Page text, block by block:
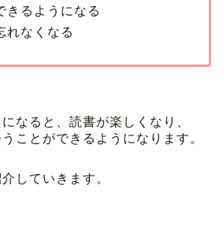
きるようになる
れなくなる
なると、読書が楽しくなり、
ことができるようになります。
していきます。